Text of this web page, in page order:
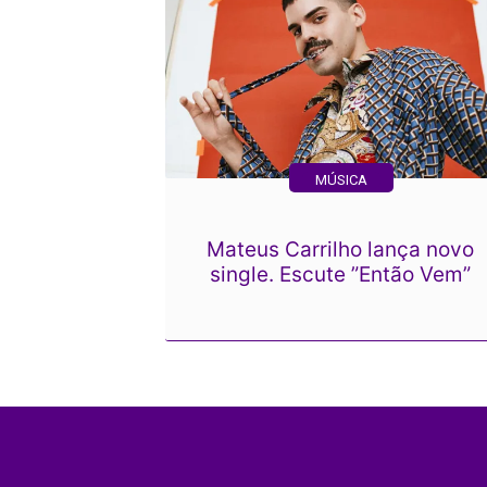
MÚSICA
Mateus Carrilho lança novo
single. Escute ”Então Vem”